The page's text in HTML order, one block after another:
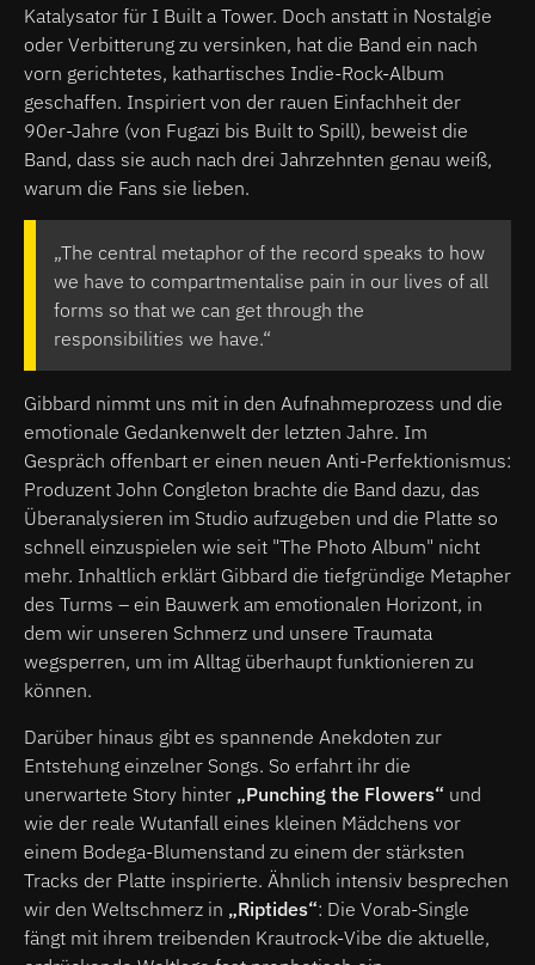
Katalysator für I Built a Tower. Doch anstatt in Nostalgie
oder Verbitterung zu versinken, hat die Band ein nach
vorn gerichtetes, kathartisches Indie-Rock-Album
geschaffen. Inspiriert von der rauen Einfachheit der
90er-Jahre (von Fugazi bis Built to Spill), beweist die
Band, dass sie auch nach drei Jahrzehnten genau weiß,
warum die Fans sie lieben.
„The central metaphor of the record speaks to how
we have to compartmentalise pain in our lives of all
forms so that we can get through the
responsibilities we have.“
Gibbard nimmt uns mit in den Aufnahmeprozess und die
emotionale Gedankenwelt der letzten Jahre. Im
Gespräch offenbart er einen neuen Anti-Perfektionismus:
Produzent John Congleton brachte die Band dazu, das
Überanalysieren im Studio aufzugeben und die Platte so
schnell einzuspielen wie seit "The Photo Album" nicht
mehr. Inhaltlich erklärt Gibbard die tiefgründige Metapher
des Turms – ein Bauwerk am emotionalen Horizont, in
dem wir unseren Schmerz und unsere Traumata
wegsperren, um im Alltag überhaupt funktionieren zu
können.
Darüber hinaus gibt es spannende Anekdoten zur
Entstehung einzelner Songs. So erfahrt ihr die
unerwartete Story hinter „Punching the Flowers“ und
wie der reale Wutanfall eines kleinen Mädchens vor
einem Bodega-Blumenstand zu einem der stärksten
Tracks der Platte inspirierte. Ähnlich intensiv besprechen
wir den Weltschmerz in „Riptides“: Die Vorab-Single
fängt mit ihrem treibenden Krautrock-Vibe die aktuelle,